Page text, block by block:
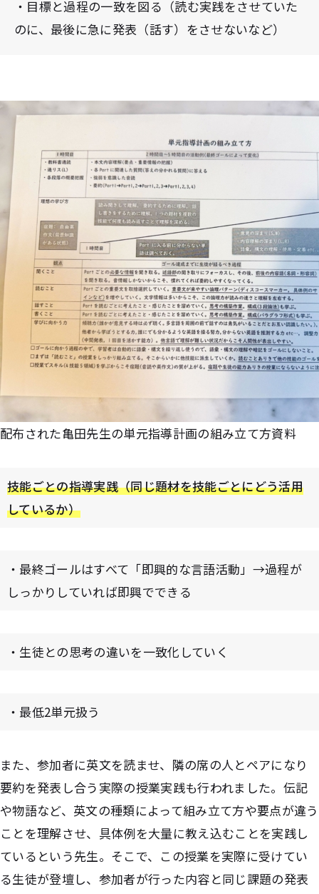
・目標と過程の一致を図る（読む実践をさせていた
のに、最後に急に発表（話す）をさせないなど）
配布された亀田先生の単元指導計画の組み立て方資料
技能ごとの指導実践（同じ題材を技能ごとにどう活用
しているか）
・最終ゴールはすべて「即興的な言語活動」→過程が
しっかりしていれば即興でできる
・生徒との思考の違いを一致化していく
・最低2単元扱う
また、参加者に英文を読ませ、隣の席の人とペアになり
要約を発表し合う実際の授業実践も行われました。伝記
や物語など、英文の種類によって組み立て方や要点が違う
ことを理解させ、具体例を大量に教え込むことを実践し
ているという先生。そこで、この授業を実際に受けてい
る生徒が登壇し、参加者が行った内容と同じ課題の発表